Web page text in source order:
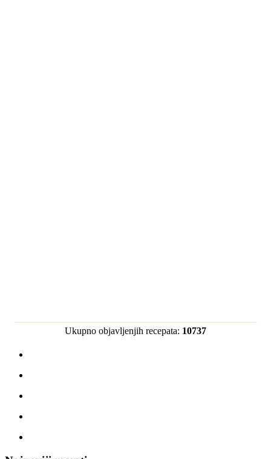
Ukupno objavljenjih recepata: 10737